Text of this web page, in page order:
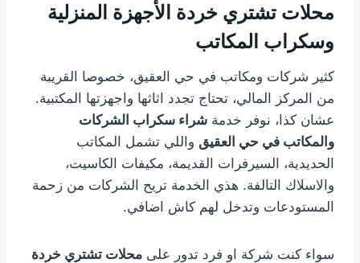
محلات تشتري خردة الأجهزة المنزلية
وسكراب المكاتب
كثير شركات ومكاتب في حي العقيق، خصوصا القريبة
من المركز المالي، تحتاج تجدد اثاثها واجهزتها المكتبية.
عشان كذا، نوفر خدمة شراء سكراب الشركات
والمكاتب في حي العقيق واللي تشمل المكاتب
الحديدية، السيرفرات القديمة، مكيفات الكاسيت،
والاسلاك التالفة. هذي الخدمة تريح الشركات من زحمة
المستودعات وتدخل لهم كاش اضافي.
سواء كنت شركة او فرد تدور على محلات تشتري خردة